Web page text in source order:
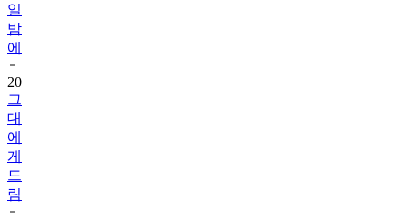
일
밤
에
20
그
대
에
게
드
림